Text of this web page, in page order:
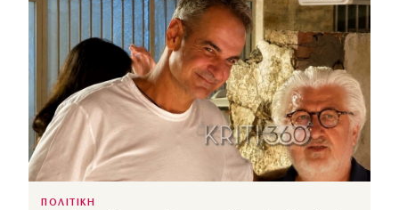
ΠΟΛΙΤΙΚΗ